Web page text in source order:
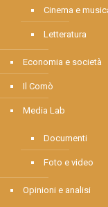
Cinema e
Letteratura
Economia e società
Il Comò
Media Lab
Documenti
Foto e video
Opinioni e analisi